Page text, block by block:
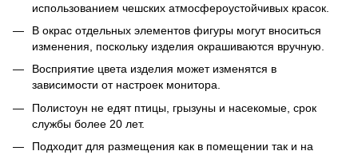
использованием чешских атмосфероустойчивых красок.
В окрас отдельных элементов фигуры могут вноситься
изменения, поскольку изделия окрашиваются вручную.
Восприятие цвета изделия может изменятся в
зависимости от настроек монитора.
Полистоун не едят птицы, грызуны и насекомые, срок
службы более 20 лет.
Подходит для размещения как в помещении так и на